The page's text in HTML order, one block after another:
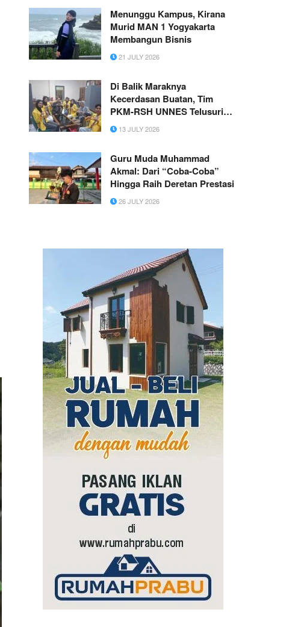
Menunggu Kampus, Kirana
Murid MAN 1 Yogyakarta
Membangun Bisnis
21 JULY 2026
Di Balik Maraknya
Kecerdasan Buatan, Tim
PKM-RSH UNNES Telusuri
Dampak Penggunaan
Kecerdasan Buatan terhadap
Mahasiswa UPGRIS
13 JULY 2026
Guru Muda Muhammad
Akmal: Dari “Coba‑Coba”
Hingga Raih Deretan Prestasi
26 JULY 2026